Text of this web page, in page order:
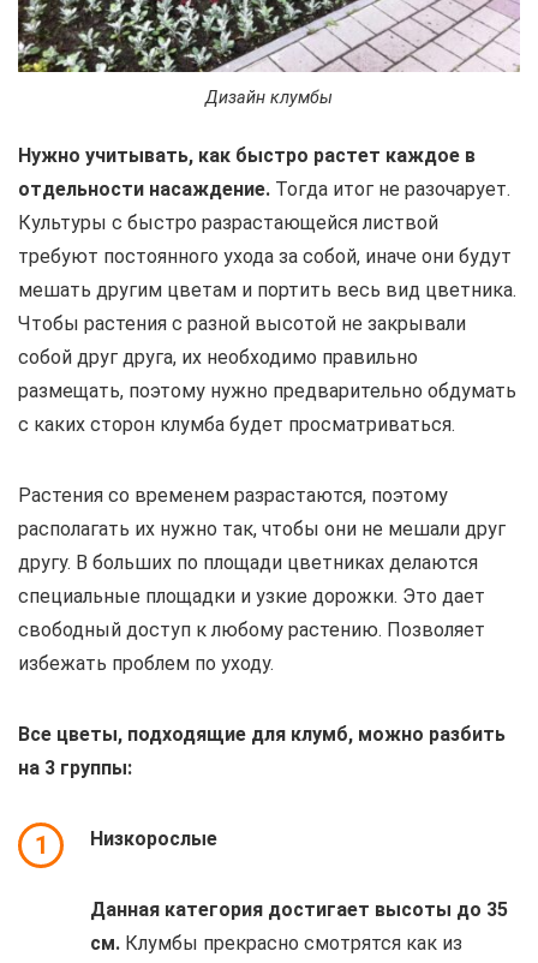
Дизайн клумбы
Нужно учитывать, как быстро растет каждое в
отдельности насаждение. Тогда итог не разочарует.
Культуры с быстро разрастающейся листвой
требуют постоянного ухода за собой, иначе они будут
мешать другим цветам и портить весь вид цветника.
Чтобы растения с разной высотой не закрывали
собой друг друга, их необходимо правильно
размещать, поэтому нужно предварительно обдумать
с каких сторон клумба будет просматриваться.
Растения со временем разрастаются, поэтому
располагать их нужно так, чтобы они не мешали друг
другу. В больших по площади цветниках делаются
специальные площадки и узкие дорожки. Это дает
свободный доступ к любому растению. Позволяет
избежать проблем по уходу.
Все цветы, подходящие для клумб, можно разбить
на 3 группы:
1 Низкорослые
Данная категория достигает высоты до 35
см. Клумбы прекрасно смотрятся как из